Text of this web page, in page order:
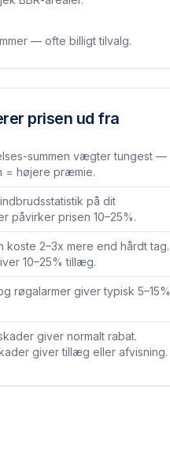
— ofte billigt tilvalg.
prisen ud fra
summen vægter tungest —
= højere præmie.
på dit
påvirker prisen 10–25%.
koste 2–3x mere end hårdt tag.
10–25% tillæg.
røgalarmer giver typisk 5–15%
giver normalt rabat.
giver tillæg eller afvisning.